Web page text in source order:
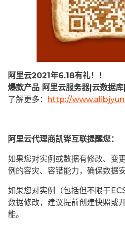
阿里云2021年6.18有礼！！
爆款产品 阿里云服务器|云数据
了解更多： http://
阿里云代理商凯铧互联提醒您：
如果您对实例或数据有修改、变
例的容灾、容错能力，确保数据安
如果您对实例（包括但不限于
数据修改，建议提前创建快照或
能。